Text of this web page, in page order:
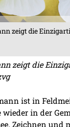
zeigt die
zeigt die
ist in
in der
Zeichnen und